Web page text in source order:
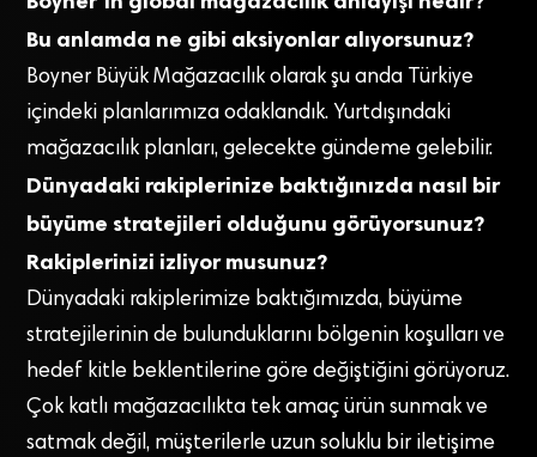
Bu anlamda ne gibi aksiyonlar alıyorsunuz?
Boyner Büyük Mağazacılık olarak şu anda Türkiye
içindeki planlarımıza odaklandık. Yurtdışındaki
mağazacılık planları, gelecekte gündeme gelebilir.
Dünyadaki rakiplerinize baktığınızda nasıl bir
büyüme stratejileri olduğunu görüyorsunuz?
Rakiplerinizi izliyor musunuz?
Dünyadaki rakiplerimize baktığımızda, büyüme
stratejilerinin de bulunduklarını bölgenin koşulları ve
hedef kitle beklentilerine göre değiştiğini görüyoruz.
Çok katlı mağazacılıkta tek amaç ürün sunmak ve
satmak değil, müşterilerle uzun soluklu bir iletişime